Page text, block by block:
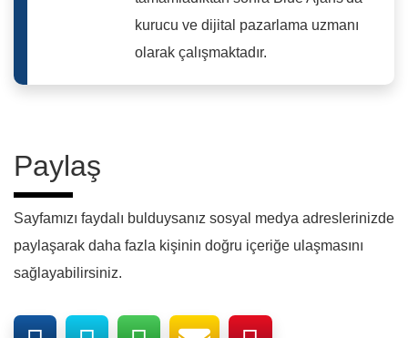
kurucu ve dijital pazarlama uzmanı
olarak çalışmaktadır.
Paylaş
Sayfamızı faydalı bulduysanız sosyal medya adreslerinizde
paylaşarak daha fazla kişinin doğru içeriğe ulaşmasını
sağlayabilirsiniz.